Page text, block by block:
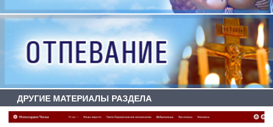
ДРУГИЕ МАТЕРИАЛЫ РАЗДЕЛА